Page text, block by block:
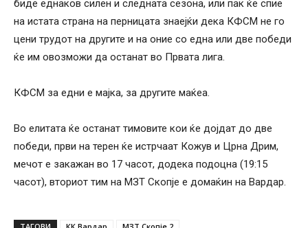
биде еднаков силен и следната сезона, или пак ќе спие
на истата страна на перницата знаејќи дека КФСМ не го
цени трудот на другите и на оние со една или две победи
ќе им овозможи да останат во Првата лига.
КФСМ за едни е мајка, за другите маќеа.
Во елитата ќе останат тимовите кои ќе дојдат до две
победи, први на терен ќе истрчаат Кожув и Црна Дрим,
мечот е закажан во 17 часот, додека подоцна (19:15
часот), вториот тим на МЗТ Скопје е домаќин на Вардар.